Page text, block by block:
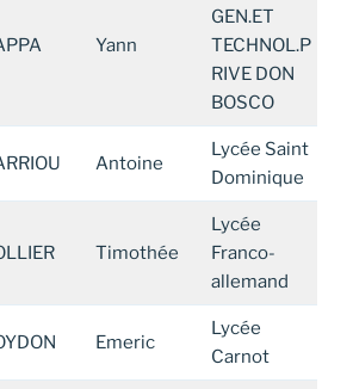
Yann
GEN.ET
TECHNOL.P
RIVE DON
BOSCO
Antoine
Lycée Saint
Dominique
Timothée
Lycée
Franco-
allemand
Emeric
Lycée
Carnot